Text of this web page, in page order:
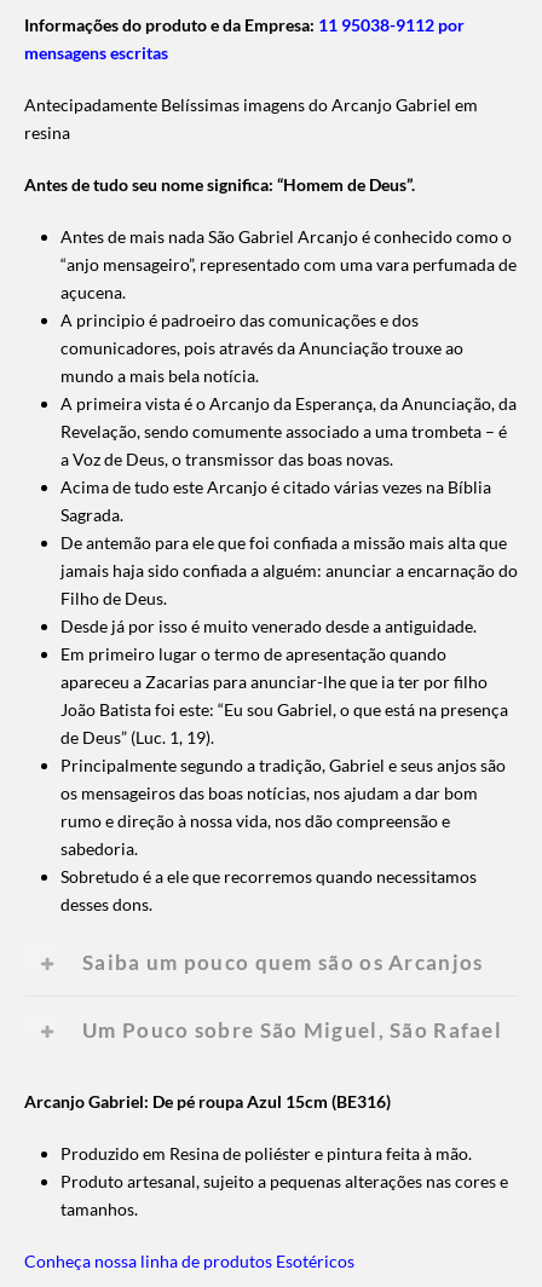
Informações do produto e da Empresa: 11 95038-9112 por
mensagens escritas
Antecipadamente Belíssimas imagens do Arcanjo Gabriel em
resina
Antes de tudo seu nome significa: “Homem de Deus”.
Antes de mais nada São Gabriel Arcanjo é conhecido como o
“anjo mensageiro”, representado com uma vara perfumada de
açucena.
A principio é padroeiro das comunicações e dos
comunicadores, pois através da Anunciação trouxe ao
mundo a mais bela notícia.
A primeira vista é o Arcanjo da Esperança, da Anunciação, da
Revelação, sendo comumente associado a uma trombeta – é
a Voz de Deus, o transmissor das boas novas.
Acima de tudo este Arcanjo é citado várias vezes na Bíblia
Sagrada.
De antemão para ele que foi confiada a missão mais alta que
jamais haja sido confiada a alguém: anunciar a encarnação do
Filho de Deus.
Desde já por isso é muito venerado desde a antiguidade.
Em primeiro lugar o termo de apresentação quando
apareceu a Zacarias para anunciar-lhe que ia ter por filho
João Batista foi este: “Eu sou Gabriel, o que está na presença
de Deus” (Luc. 1, 19).
Principalmente segundo a tradição, Gabriel e seus anjos são
os mensageiros das boas notícias, nos ajudam a dar bom
rumo e direção à nossa vida, nos dão compreensão e
sabedoria.
Sobretudo é a ele que recorremos quando necessitamos
desses dons.
Saiba um pouco quem são os Arcanjos
Um Pouco sobre São Miguel, São Rafael
Arcanjo Gabriel: De pé roupa Azul 15cm (BE316)
Produzido em Resina de poliéster e pintura feita à mão.
Produto artesanal, sujeito a pequenas alterações nas cores e
tamanhos.
Conheça nossa linha de produtos Esotéricos